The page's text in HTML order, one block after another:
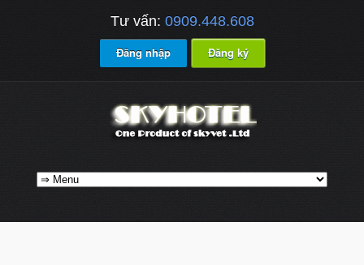
Tư vấn: 0909.448.608
Đăng nhập Đăng ký